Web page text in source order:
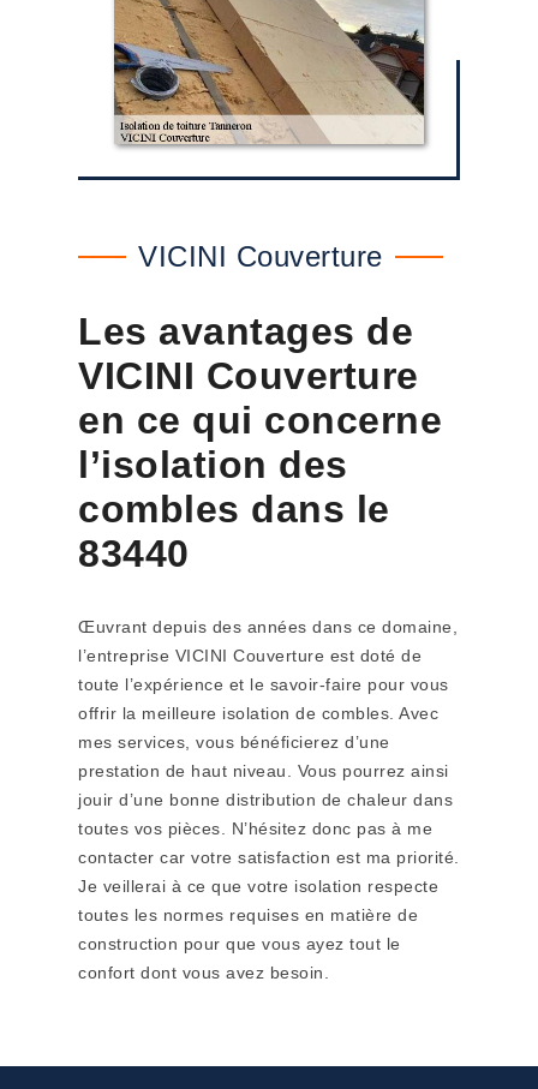
VICINI Couverture
Les avantages de
VICINI Couverture
en ce qui concerne
l’isolation des
combles dans le
83440
Œuvrant depuis des années dans ce domaine,
l’entreprise VICINI Couverture est doté de
toute l’expérience et le savoir-faire pour vous
offrir la meilleure isolation de combles. Avec
mes services, vous bénéficierez d’une
prestation de haut niveau. Vous pourrez ainsi
jouir d’une bonne distribution de chaleur dans
toutes vos pièces. N’hésitez donc pas à me
contacter car votre satisfaction est ma priorité.
Je veillerai à ce que votre isolation respecte
toutes les normes requises en matière de
construction pour que vous ayez tout le
confort dont vous avez besoin.